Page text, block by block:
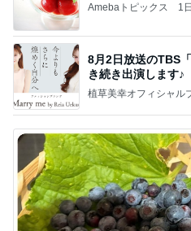
Amebaトピックス 1
8月2日放送のTBS
き続き出演します♪
植草美幸オフィシャル